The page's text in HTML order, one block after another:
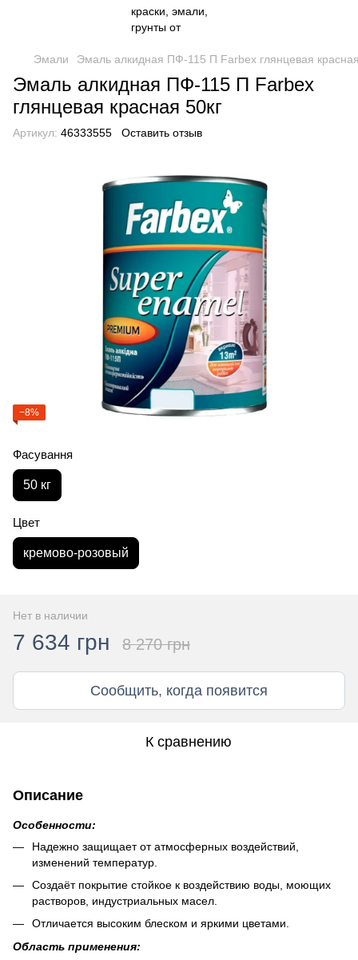
Эмали Эмаль алкидная ПФ-115 П Farbex глянцевая
Эмаль алкидная ПФ-115 П Farbex
глянцевая красная 50кг
Артикул: 46333555 Оставить отзыв
−8%
Фасування
50 кг
Цвет
кремово-розовый
Нет в наличии
7 634 грн 8 270 грн
Сообщить, когда появится
К сравнению
Описание
Особенности:
Надежно защищает от атмосферных воздействий,
изменений температур.
Создаёт покрытие стойкое к воздействию воды, моющих
растворов, индустриальных масел.
Отличается высоким блеском и яркими цветами.
Область применения: